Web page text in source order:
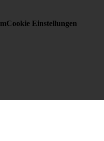
Cookie Einstellungen